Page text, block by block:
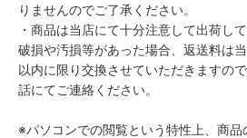
りませんのでご了承ください。
・商品は当店にて十分注意して出荷し
破損や汚損等があった場合、返送料は
以内に限り交換させていただきますの
話にてご連絡ください。
※パソコンでの閲覧という特性上、商